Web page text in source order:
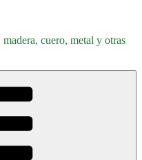
cuero, metal y otras